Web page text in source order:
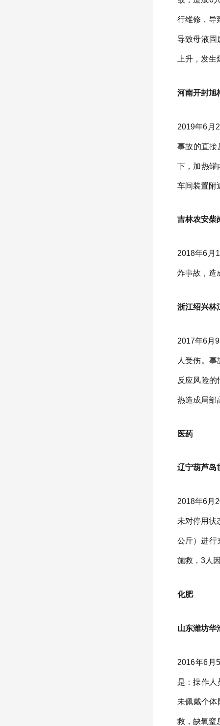
行维修，导
导致母液固
上升，发
河南开封旭
2019年6月
事故的直接
下，加热罐
车间装置附
吉林农安柴
2018年6月
炸事故，造
浙江绍兴林
2017年6月
人受伤。
反应风险
热造成局部
医药
辽宁葫芦岛
2018年6月
未对停用状
公斤）进行
施救，3人
化肥
山东潍坊华
2016年6月
是：操作人
未佩戴个
救，缺氧窒